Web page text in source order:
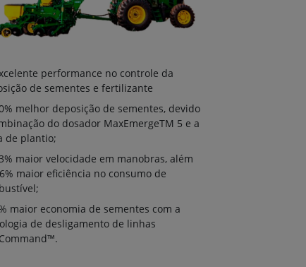
performance no controle da
de sementes e fertilizante
melhor deposição de sementes, devido
do dosador MaxEmergeTM 5 e a
de plantio;
maior velocidade em manobras, além
maior eficiência no consumo de
maior economia de sementes com a
de desligamento de linhas